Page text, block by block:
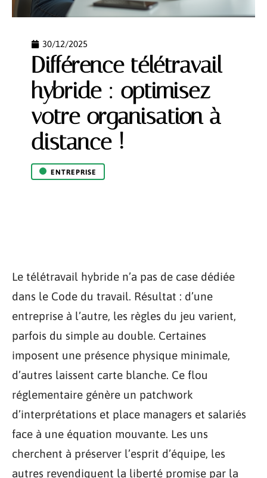
30/12/2025
Différence télétravail
hybride : optimisez
votre organisation à
distance !
ENTREPRISE
Le télétravail hybride n’a pas de case dédiée
dans le Code du travail. Résultat : d’une
entreprise à l’autre, les règles du jeu varient,
parfois du simple au double. Certaines
imposent une présence physique minimale,
d’autres laissent carte blanche. Ce flou
réglementaire génère un patchwork
d’interprétations et place managers et salariés
face à une équation mouvante. Les uns
cherchent à préserver l’esprit d’équipe, les
autres revendiquent la liberté promise par la